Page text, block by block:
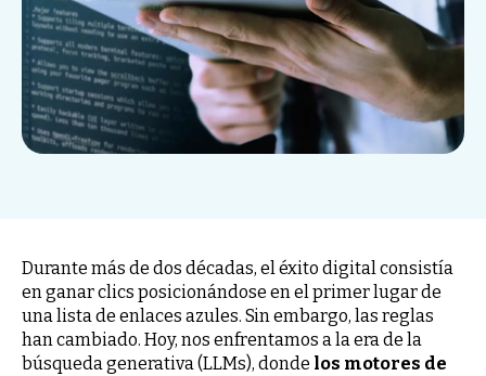
Durante más de dos décadas, el éxito digital consistía
en ganar clics posicionándose en el primer lugar de
una lista de enlaces azules. Sin embargo, las reglas
han cambiado. Hoy, nos enfrentamos a la era de la
búsqueda generativa (LLMs), donde los motores de